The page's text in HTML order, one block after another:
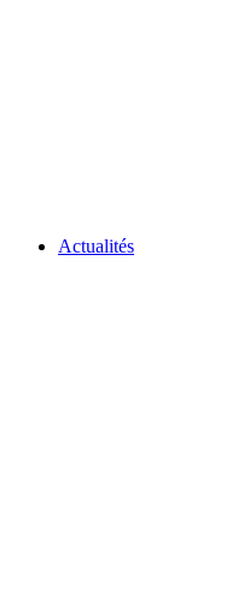
Actualités